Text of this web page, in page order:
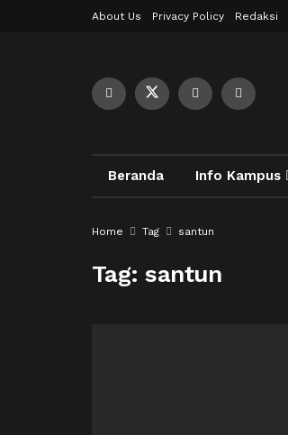
About Us Privacy Policy Redaksi
Beranda Info Kampus
Home Tag santun
Tag:santun